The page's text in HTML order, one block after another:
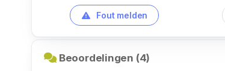
Fout melden
Beoordelingen (4)